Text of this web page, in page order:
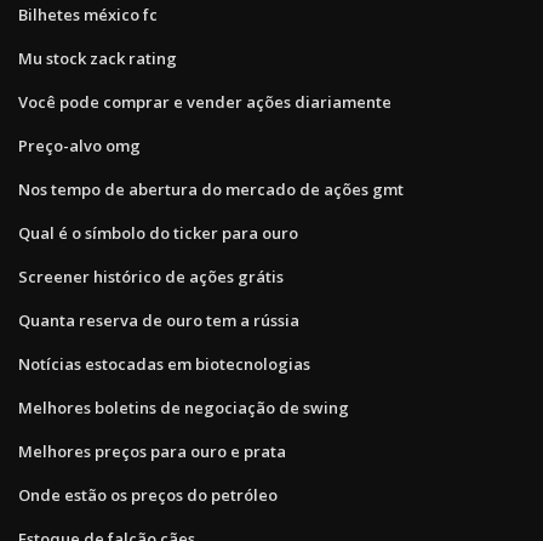
Bilhetes méxico fc
Mu stock zack rating
Você pode comprar e vender ações diariamente
Preço-alvo omg
Nos tempo de abertura do mercado de ações gmt
Qual é o símbolo do ticker para ouro
Screener histórico de ações grátis
Quanta reserva de ouro tem a rússia
Notícias estocadas em biotecnologias
Melhores boletins de negociação de swing
Melhores preços para ouro e prata
Onde estão os preços do petróleo